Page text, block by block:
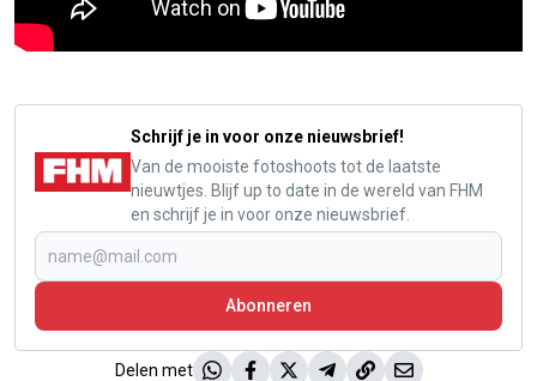
Schrijf je in voor onze nieuwsbrief!
Van de mooiste fotoshoots tot de laatste
nieuwtjes. Blijf up to date in de wereld van FHM
en schrijf je in voor onze nieuwsbrief.
Abonneren
Delen met